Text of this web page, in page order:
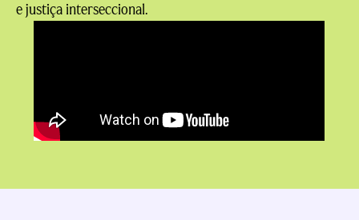
e justiça interseccional.